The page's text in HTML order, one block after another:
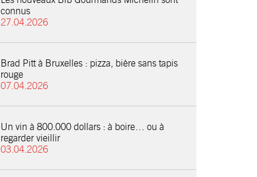
connus
27.04.2026
Brad Pitt à Bruxelles : pizza, bière sans tapis
rouge
07.04.2026
Un vin à 800.000 dollars : à boire… ou à
regarder vieillir
03.04.2026